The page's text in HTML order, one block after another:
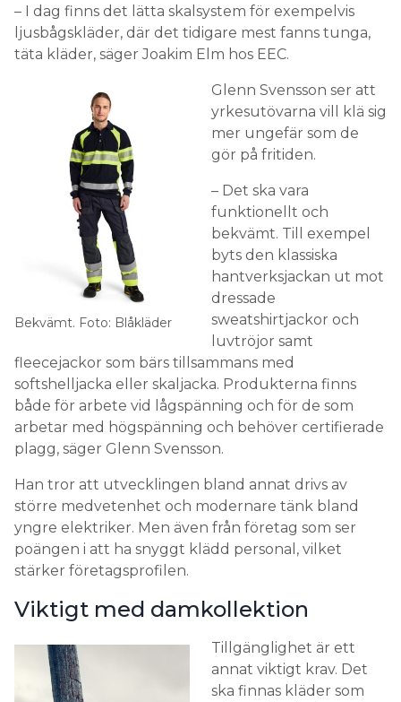
– I dag finns det lätta skalsystem för exempelvis
ljusbågskläder, där det tidigare mest fanns tunga,
täta kläder, säger Joakim Elm hos EEC.
Bekvämt. Foto: Blåkläder
Glenn Svensson ser att
yrkesutövarna vill klä sig
mer ungefär som de
gör på fritiden.
– Det ska vara
funktionellt och
bekvämt. Till exempel
byts den klassiska
hantverksjackan ut mot
dressade
sweatshirtjackor och
luvtröjor samt
fleecejackor som bärs tillsammans med
softshelljacka eller skaljacka. Produkterna finns
både för arbete vid lågspänning och för de som
arbetar med högspänning och behöver certifierade
plagg, säger Glenn Svensson.
Han tror att utvecklingen bland annat drivs av
större medvetenhet och modernare tänk bland
yngre elektriker. Men även från företag som ser
poängen i att ha snyggt klädd personal, vilket
stärker företagsprofilen.
Viktigt med damkollektion
Tillgänglighet är ett
annat viktigt krav. Det
ska finnas kläder som